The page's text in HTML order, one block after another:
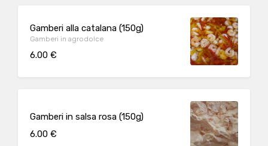
Gamberi alla catalana (150g)
Gamberi in agrodolce
6.00 €
Gamberi in salsa rosa (150g)
6.00 €